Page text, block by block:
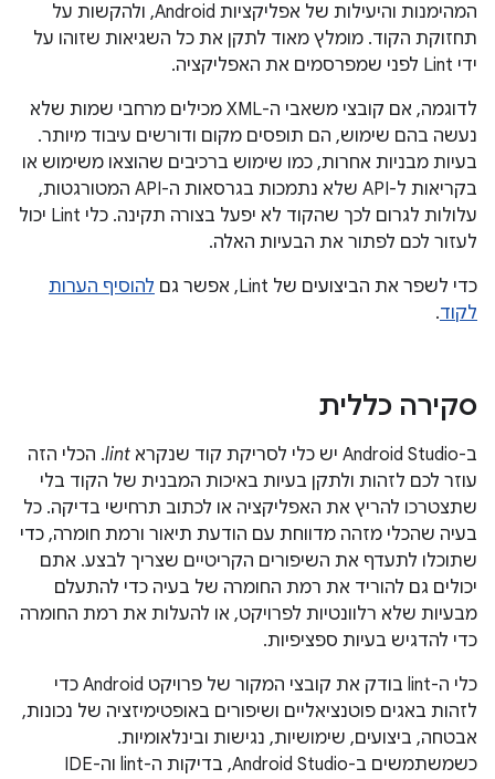
המהימנות והיעילות של אפליקציות Android, ולהקשות על
תחזוקת הקוד. מומלץ מאוד לתקן את כל השגיאות שזוהו על
ידי Lint לפני שמפרסמים את האפליקציה.
לדוגמה, אם קובצי משאבי ה-XML מכילים מרחבי שמות שלא
נעשה בהם שימוש, הם תופסים מקום ודורשים עיבוד מיותר.
בעיות מבניות אחרות, כמו שימוש ברכיבים שהוצאו משימוש או
בקריאות ל-API שלא נתמכות בגרסאות ה-API המטורגטות,
עלולות לגרום לכך שהקוד לא יפעל בצורה תקינה. כלי Lint יכול
לעזור לכם לפתור את הבעיות האלה.
כדי לשפר את הביצועים של Lint, אפשר גם
להוסיף הערות
לקוד.
סקירה כללית
ב-Android Studio יש כלי לסריקת קוד שנקרא lint. הכלי הזה
עוזר לכם לזהות ולתקן בעיות באיכות המבנית של הקוד בלי
שתצטרכו להריץ את האפליקציה או לכתוב תרחישי בדיקה. כל
בעיה שהכלי מזהה מדווחת עם הודעת תיאור ורמת חומרה, כדי
שתוכלו לתעדף את השיפורים הקריטיים שצריך לבצע. אתם
יכולים גם להוריד את רמת החומרה של בעיה כדי להתעלם
מבעיות שלא רלוונטיות לפרויקט, או להעלות את רמת החומרה
כדי להדגיש בעיות ספציפיות.
כלי ה-lint בודק את קובצי המקור של פרויקט Android כדי
לזהות באגים פוטנציאליים ושיפורים באופטימיזציה של נכונות,
אבטחה, ביצועים, שימושיות, נגישות ובינלאומיות.
כשמשתמשים ב-Android Studio, בדיקות ה-lint וה-IDE